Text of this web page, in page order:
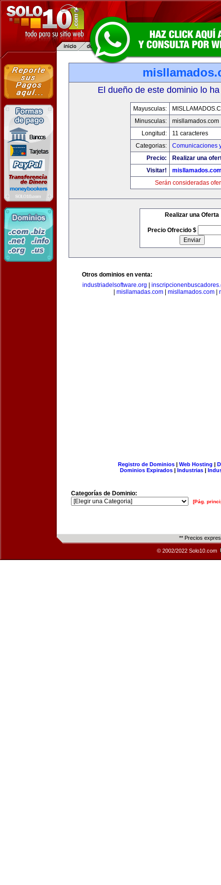
El dueño de este dominio lo
Mayusculas:
Minusculas:
misllamados.com
Longitud:
11 caracteres
Categorias:
Comunicaciones
Precio:
Realizar una
Visitar!
Serán consideradas
Realizar una Oferta
Precio Ofrecido $
Otros dominios en venta:
industriadelsoftware.org
misllamadas.com| misllamados.com|
Registro de Dominios| Web Hosting |
Dominios Expirados | Industrias |
Categorías de Dominio:
[Pág.
** Precios
© 2002/2022 Solo10.com